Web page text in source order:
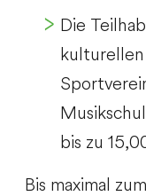
Die
kulturellen
bis zu
Bis maximal